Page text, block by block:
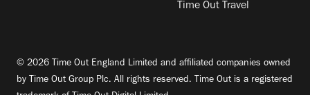
Time Out Travel
© 2026 Time Out England Limited and affiliated companies owned
by Time Out Group Plc. All rights reserved. Time Out is a registered